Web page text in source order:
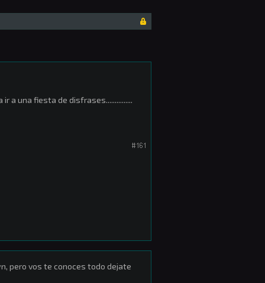
a una fiesta de disfrases...............
#161
pero vos te conoces todo dejate